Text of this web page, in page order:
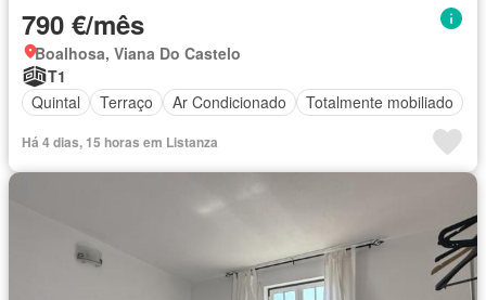
790 €/mês
Boalhosa, Viana Do Castelo
T1
Quintal
Terraço Ar Condicionado Totalmente mobiliado
Há 4 dias, 15 horas em Listanza